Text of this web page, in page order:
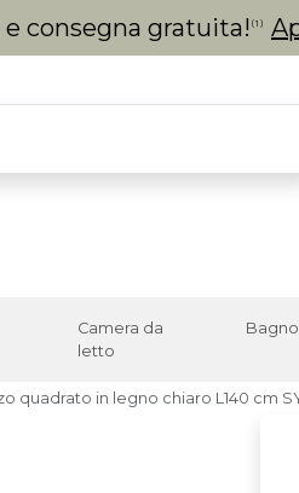
e consegna gratuita! (1)
Camera da
letto
Bagno
quadrato in legno chiaro L140 cm